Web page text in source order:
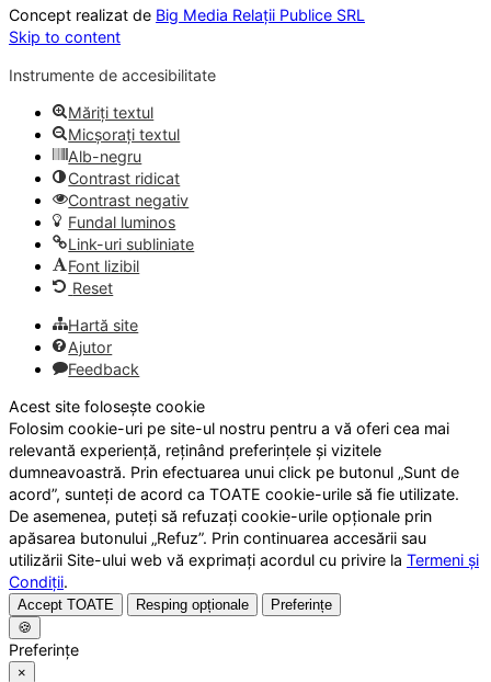
Concept realizat de Big Media Relații Publice SRL
Skip to content
Instrumente de accesibilitate
Măriți textul
Micșorați textul
Alb-negru
Contrast ridicat
Contrast negativ
Fundal luminos
Link-uri subliniate
Font lizibil
Reset
Hartă site
Ajutor
Feedback
Acest site folosește cookie
Folosim cookie-uri pe site-ul nostru pentru a vă oferi cea mai
relevantă experiență, reținând preferințele și vizitele
dumneavoastră. Prin efectuarea unui click pe butonul „Sunt de
acord”, sunteți de acord ca TOATE cookie-urile să fie utilizate.
De asemenea, puteți să refuzați cookie-urile opționale prin
apăsarea butonului „Refuz”. Prin continuarea accesării sau
utilizării Site-ului web vă exprimați acordul cu privire la Termeni și
Condiții.
Accept TOATE Resping opționale
Preferințe
🍪
Preferințe
×